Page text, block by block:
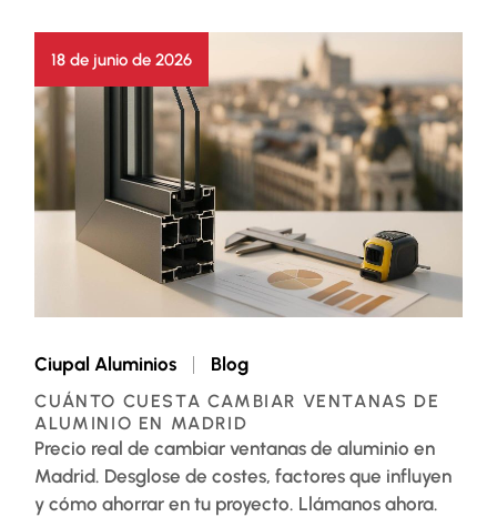
18 de junio de 2026
Ciupal Aluminios Blog
CUÁNTO CUESTA CAMBIAR VENTANAS DE
ALUMINIO EN MADRID
Precio real de cambiar ventanas de aluminio en
Madrid. Desglose de costes, factores que influyen
y cómo ahorrar en tu proyecto. Llámanos ahora.